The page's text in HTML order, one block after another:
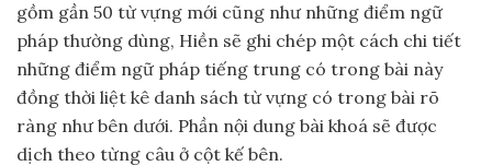
gồm gần 50 từ vựng mới cũng như những điểm ngữ
pháp thường dùng, Hiền sẽ ghi chép một cách chi tiết
những điểm ngữ pháp tiếng trung có trong bài này
đồng thời liệt kê danh sách từ vựng có trong bài rõ
ràng như bên dưới. Phần nội dung bài khoá sẽ được
dịch theo từng câu ở cột kế bên.